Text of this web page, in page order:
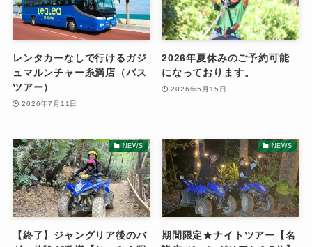
レンタカーなしで行けるガジ
ュマルンチャー糸満店（バス
ツアー）
2026年7月11日
2026年夏休みのご予約可能
になっております。
2026年5月15日
NEWS
【終了】ジャングリア後のバ
NEWS
期間限定★ナイトツアー【名